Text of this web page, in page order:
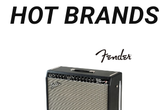
HOT BRANDS